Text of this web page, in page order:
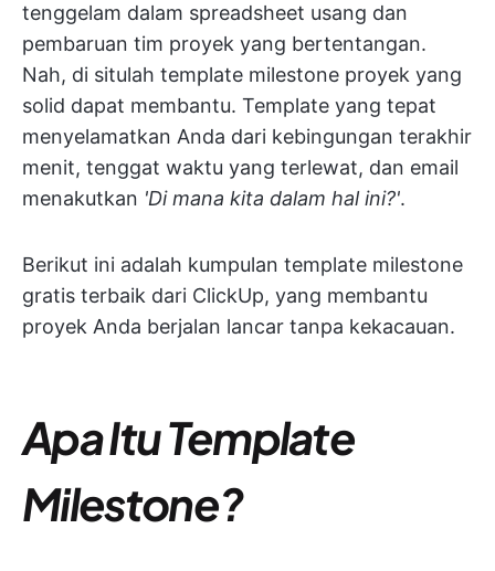
tenggelam dalam spreadsheet usang dan
pembaruan tim proyek yang bertentangan.
Nah, di situlah template milestone proyek yang
solid dapat membantu. Template yang tepat
menyelamatkan Anda dari kebingungan terakhir
menit, tenggat waktu yang terlewat, dan email
menakutkan 'Di mana kita dalam hal ini?'.
Berikut ini adalah kumpulan template milestone
gratis terbaik dari ClickUp, yang membantu
proyek Anda berjalan lancar tanpa kekacauan.
Apa Itu Template
Milestone?